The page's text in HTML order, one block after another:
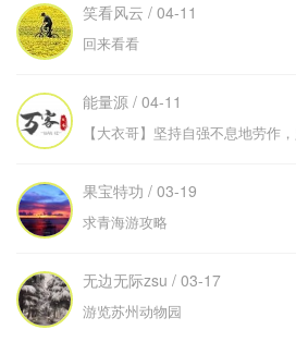
笑看风云 / 04-11
回来看看
能量源 / 04-11
【大衣哥】坚持自强不息地劳作
果宝特功 / 03-19
求青海游攻略
无边无际zsu / 03-17
游览苏州动物园